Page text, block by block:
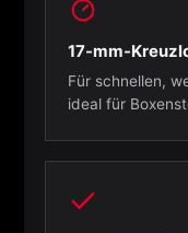
17-mm-
Für schnellen,
ideal für